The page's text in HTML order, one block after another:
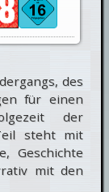
des
für einen
der
steht mit
Geschichte
mit den